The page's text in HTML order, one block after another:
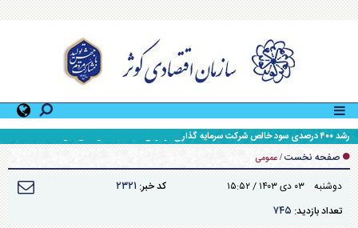
رشد ۴۰۰ درصدی سود خالص شرکت سرمایه گذاری آوانوین نسبت به سال مالی قبل
صفحه نخست / عمومی
دوشنبه ۰۳ دی ۱۴۰۳ / ۱۵:۵۲ کد خبر: ۲۳۲۱
تعداد بازدید: ۷۴۵